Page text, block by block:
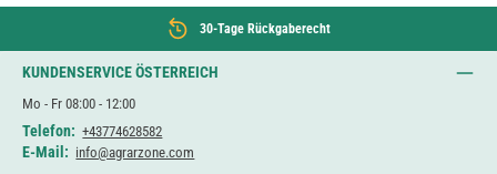
30-Tage Rückgaberecht
KUNDENSERVICE ÖSTERREICH
Mo - Fr 08:00 - 12:00
Telefon: +43774628582
E-Mail: info@agrarzone.com